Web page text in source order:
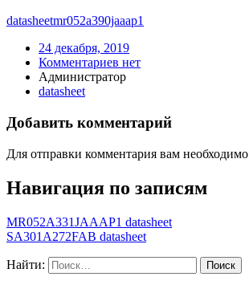
datasheetmr052a390jaaap1
24 декабря, 2019
Комментариев нет
Администратор
datasheet
Добавить комментарий
Для отправки комментария вам необходимо
Навигация по записям
MR052A331JAAAP1 datasheet
SA301A272FAB datasheet
Найти: